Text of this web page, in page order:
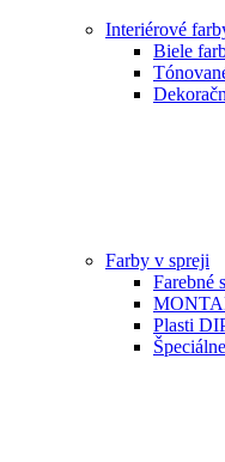
Interiérové
Biele
Farby v spreji
Farebné
Plasti